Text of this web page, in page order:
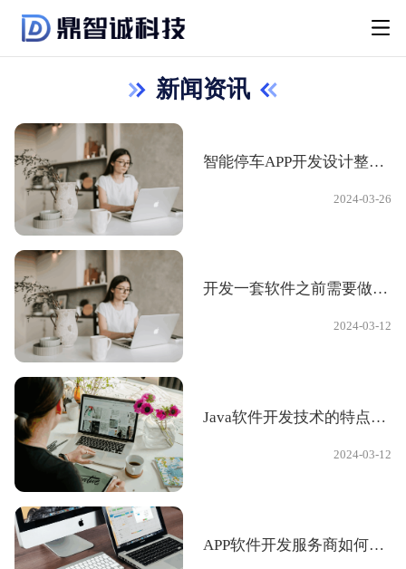
新闻资讯
智能停车APP开发设计整体方案
2024-03-26
开发一套软件之前需要做哪些事情？
2024-03-12
Java软件开发技术的特点有哪些？北京软件开发公司具体分析
2024-03-12
APP软件开发服务商如何保证项目的质量?